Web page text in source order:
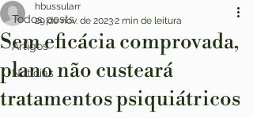
Todos posts
Artigos
Notícias
Sem eficácia comprovada,
plano não custeará
tratamentos psiquiátricos
hbussularr
29 de nov. de 20232 min de leitura